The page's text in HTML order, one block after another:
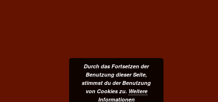
Durch das Fortsetzen der
Benutzung dieser Seite,
stimmst du der Benutzung
von Cookies zu. Weitere
Informationen